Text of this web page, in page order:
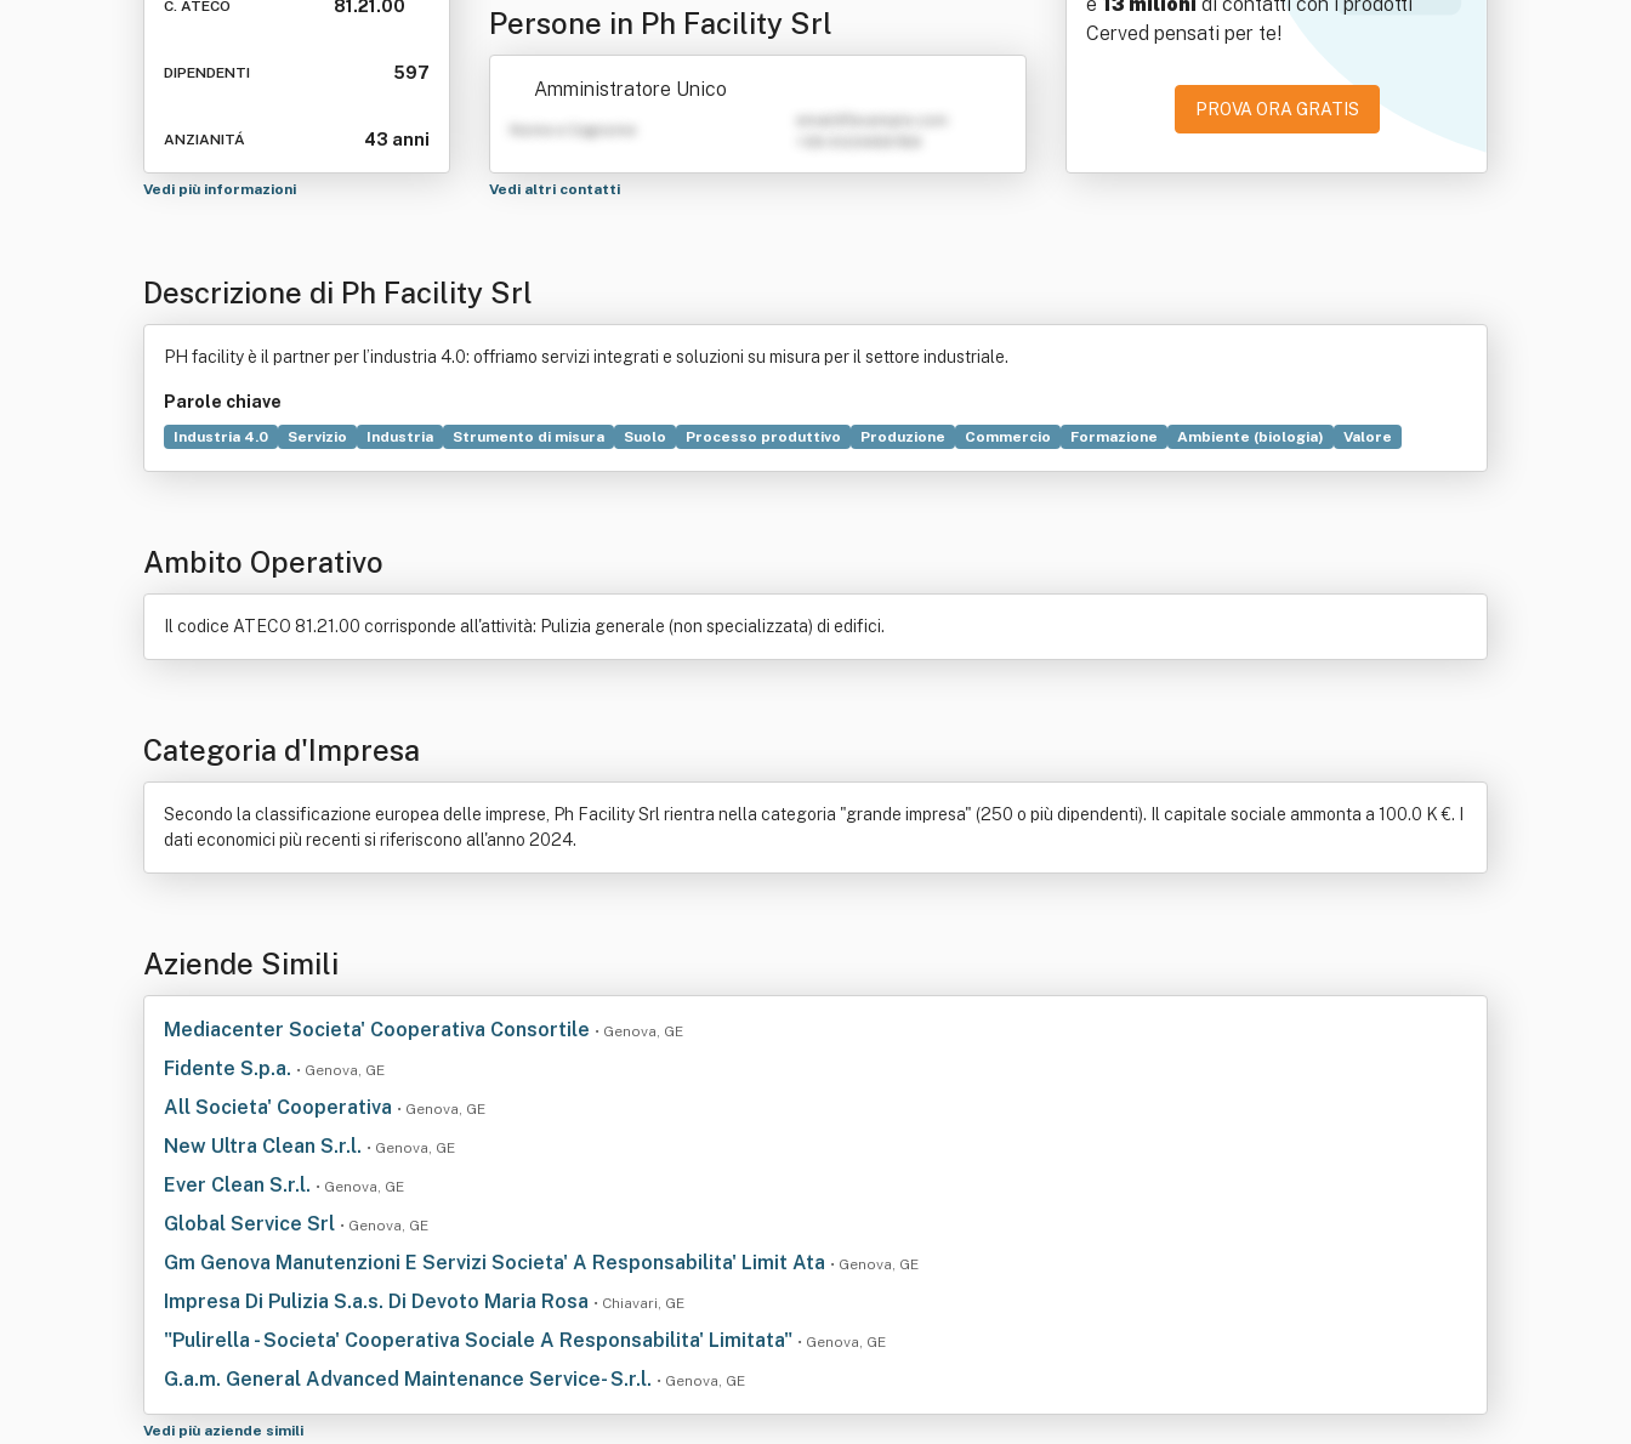
C. ATECO 81.21.00
DIPENDENTI 597
ANZIANITÁ 43 anni
Vedi più informazioni
Persone in Ph Facility Srl
Amministratore Unico
Nome e Cognome
Vedi altri contatti
Cerved pensati per te!
PROVA ORA GRATIS
Descrizione di Ph Facility Srl
PH facility è il partner per l’industria 4.0: offriamo servizi integrati e soluzioni su misura per il settore industriale.
Parole chiave
Industria 4.0 Servizio Industria Strumento di misura Suolo Processo produttivo Produzione Commercio Formazione Ambiente (biologia)
Valore
Ambito Operativo
Il codice ATECO 81.21.00 corrisponde all'attività: Pulizia generale (non specializzata) di edifici.
Categoria d'Impresa
Secondo la classificazione europea delle imprese, Ph Facility Srl rientra nella categoria "grande impresa" (250 o più dipendenti). Il capitale sociale ammonta a 100.0 K €. I
dati economici più recenti si riferiscono all'anno 2024.
Aziende Simili
Mediacenter Societa' Cooperativa Consortile • Genova, GE
Fidente S.p.a. • Genova, GE
All Societa' Cooperativa • Genova, GE
New Ultra Clean S.r.l. • Genova, GE
Ever Clean S.r.l. • Genova, GE
Global Service Srl • Genova, GE
Gm Genova Manutenzioni E Servizi Societa' A Responsabilita' Limit Ata • Genova, GE
Impresa Di Pulizia S.a.s. Di Devoto Maria Rosa • Chiavari, GE
"Pulirella - Societa' Cooperativa Sociale A Responsabilita' Limitata" • Genova, GE
G.a.m. General Advanced Maintenance Service- S.r.l. • Genova, GE
Vedi più aziende simili